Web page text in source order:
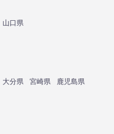
山口県
大分県 宮崎県
鹿児島県